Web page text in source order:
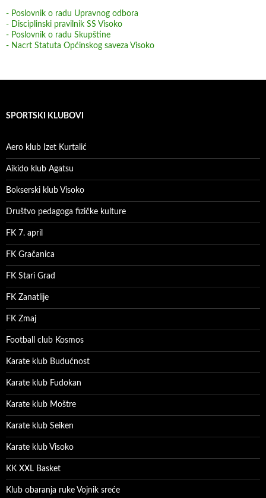
- Poslovnik o radu Upravnog odbora
- Disciplinski pravilnik SS Visoko
- Poslovnik o radu Skupštine
- Nacrt Statuta Općinskog saveza Visoko
SPORTSKI KLUBOVI
Aero klub Izet Kurtalić
Aikido klub Agatsu
Bokserski klub Visoko
Društvo pedagoga fizičke kulture
FK 7. april
FK Gračanica
FK Stari Grad
FK Zanatlije
FK Zmaj
Football club Kosmos
Karate klub Budućnost
Karate klub Fudokan
Karate klub Moštre
Karate klub Seiken
Karate klub Visoko
KK XXL Basket
Klub obaranja ruke Vojnik sreće